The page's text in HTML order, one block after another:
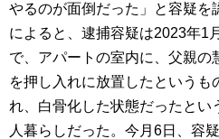
やるのが面倒だった」と容疑を
によると、逮捕容疑は2023年1
で、アパートの室内に、父親の
を押し入れに放置したというも
れ、白骨化した状態だったとい
人暮らしだった。今月6日、容